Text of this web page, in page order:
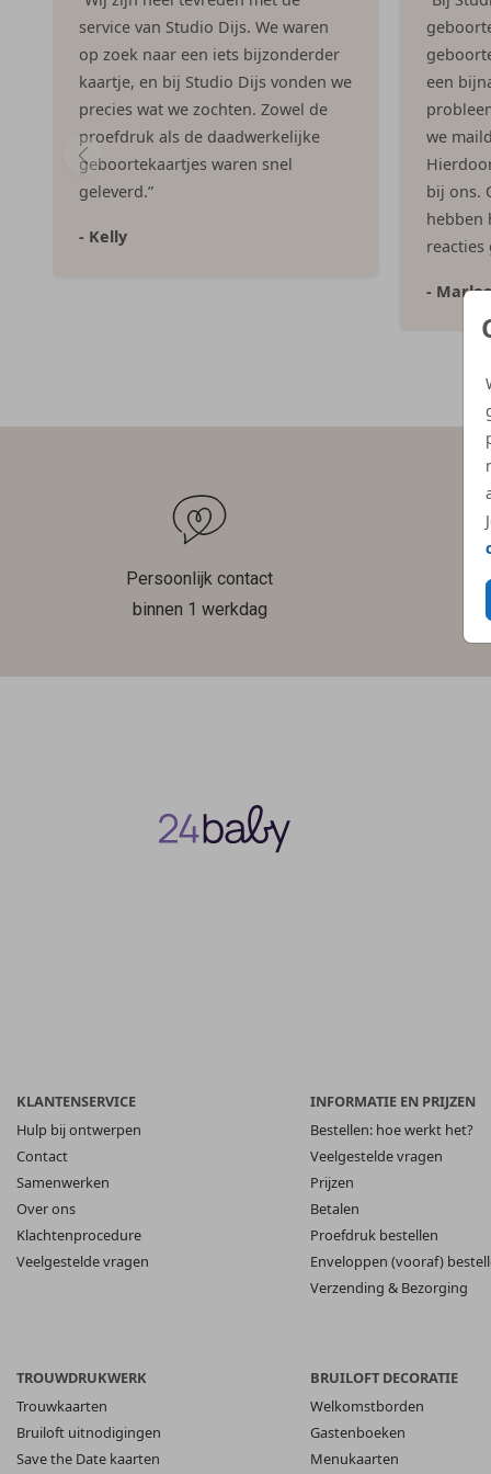
service van Studio Dijs. We waren
op zoek naar een iets bijzonderder
kaartje, en bij Studio Dijs vonden we
precies wat we zochten. Zowel de
proefdruk als de daadwerkelijke
geboortekaartjes waren snel
geleverd.”
- Kelly
een
we
bij ons.
hebben
reacties
-
Persoonlijk contact
binnen 1 werkdag
KLANTENSERVICE
Hulp bij ontwerpen
Contact
Samenwerken
Over ons
Klachtenprocedure
Veelgestelde vragen
INFORMATIE EN PRIJZEN
Bestellen: hoe werkt het?
Veelgestelde vragen
Prijzen
Betalen
Proefdruk bestellen
Enveloppen (vooraf)
Verzending & Bezorging
TROUWDRUKWERK
Trouwkaarten
Bruiloft uitnodigingen
Save the Date kaarten
BRUILOFT DECORATIE
Welkomstborden
Gastenboeken
Menukaarten